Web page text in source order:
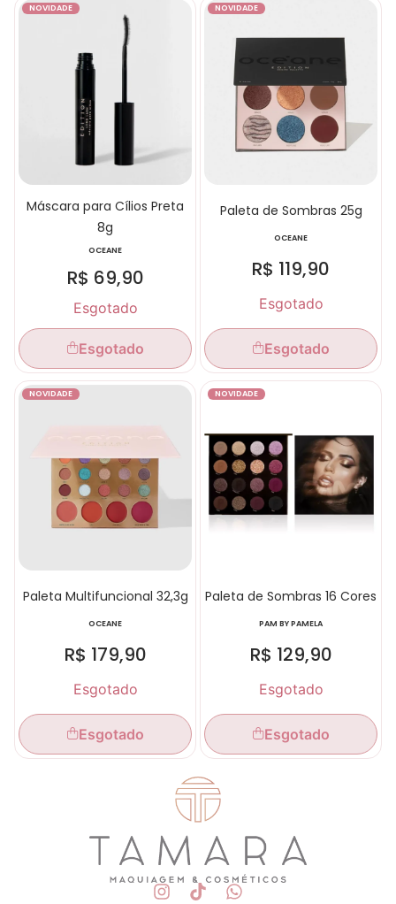
NOVIDADE
Máscara para Cílios Preta
8g
OCEANE
R$ 69,90
Esgotado
Esgotado
NOVIDADE
Paleta de Sombras 25g
OCEANE
R$ 119,90
Esgotado
Esgotado
NOVIDADE
Paleta Multifuncional 32,3g
OCEANE
R$ 179,90
Esgotado
Esgotado
NOVIDADE
Paleta de Sombras 16 Cores
PAM BY PAMELA
R$ 129,90
Esgotado
Esgotado